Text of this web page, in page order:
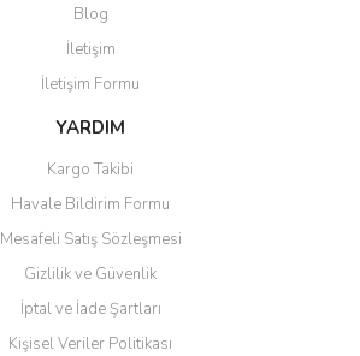
Blog
İletişim
İletişim Formu
YARDIM
Kargo Takibi
Havale Bildirim Formu
Mesafeli Satış Sözleşmesi
Gizlilik ve Güvenlik
İptal ve İade Şartları
Kişisel Veriler Politikası